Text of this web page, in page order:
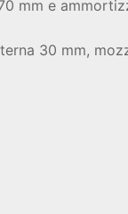
mm e
30 mm,